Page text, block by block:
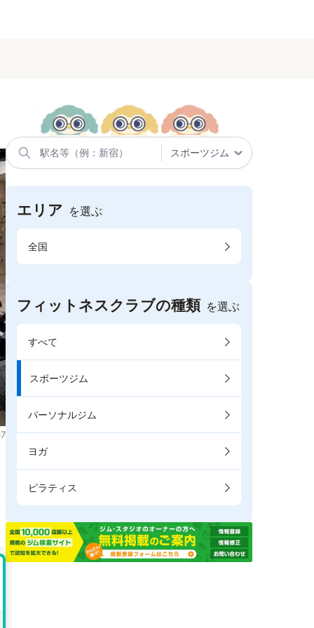
エリア を選ぶ
全国
フィットネスクラブの種類 を選ぶ
すべて
スポーツジム
パーソナルジム
ヨガ
ピラティス